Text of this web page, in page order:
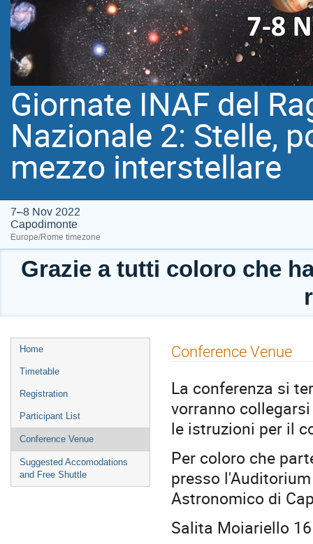
Giornate INAF del
Nazionale 2: Stelle,
mezzo interstellare
7–8 Nov 2022
Capodimonte
Europe/Rome timezone
Grazie a tutti coloro che
Event
menu
Home
Timetable
Registration
Participant List
Conference Venue
Suggested Accomodations
and Free Shuttle
Conference Venue
La conferenza si
vorranno
le istruzioni per il
Per coloro che
presso
Astronomico di
Salita Moiariello